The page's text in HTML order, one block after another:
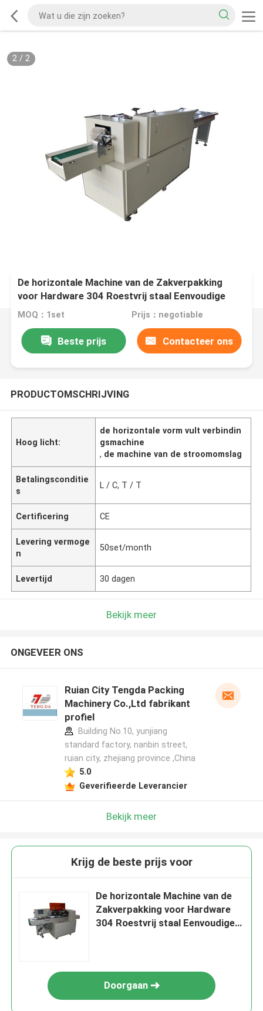
2/ 2
De horizontale Machine van de Zakverpakking
voor Hardware 304 Roestvrij staal Eenvoudige
Verrichting
MOQ：1set Prijs：negotiable
Beste prijs Contacteer ons
PRODUCTOMSCHRIJVING
Hoog licht:
de horizontale vorm vult verbindin
gsmachine
, de machine van de stroomomslag
Betalingsconditie
s
L / C, T / T
Certificering CE
Levering vermoge
n
50set/month
Levertijd 30 dagen
Bekijk meer
ONGEVEER ONS
Ruian City Tengda Packing
Machinery Co.,Ltd fabrikant
profiel
Building No.10, yunjiang
standard factory, nanbin street,
ruian city, zhejiang province ,China
5.0
Geverifieerde Leverancier
Bekijk meer
Krijg de beste prijs voor
De horizontale Machine van de
Zakverpakking voor Hardware
304 Roestvrij staal Eenvoudige
Doorgaan